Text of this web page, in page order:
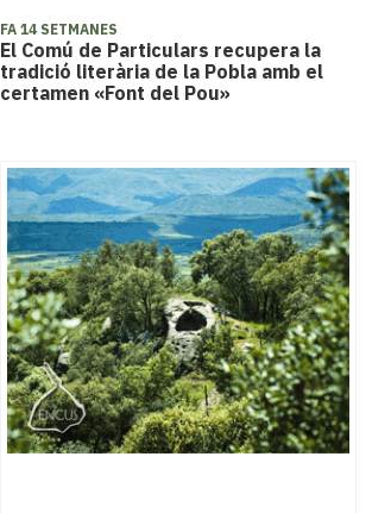
FA 14 SETMANES
​El Comú de Particulars recupera la
tradició literària de la Pobla amb el
certamen «Font del Pou»